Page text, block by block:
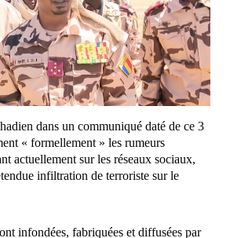
dans un communiqué daté de ce 3
« formellement » les rumeurs
actuellement sur les réseaux sociaux,
infiltration de terroriste sur le
infondées, fabriquées et diffusées par